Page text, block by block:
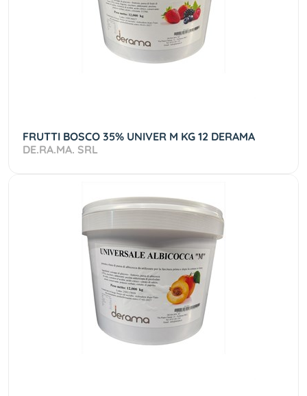
FRUTTI BOSCO 35% UNIVER M KG 12 DERAMA
DE.RA.MA. SRL